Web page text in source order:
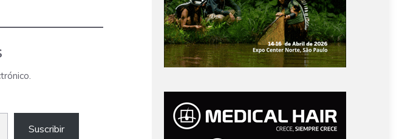
Suscribir